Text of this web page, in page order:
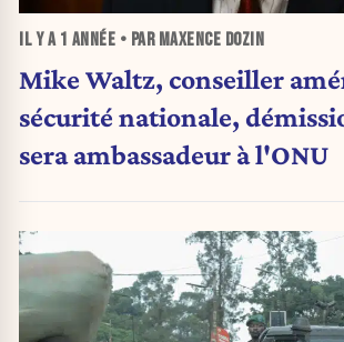
IL Y A 1 ANNÉE • PAR MAXENCE DOZIN
Mike Waltz, conseiller
sécurité nationale,
sera ambassadeur à l'ONU